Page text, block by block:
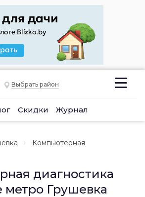
Выбрать район
Скидки Журнал
Компьютерная
диагностика
метро Грушевка